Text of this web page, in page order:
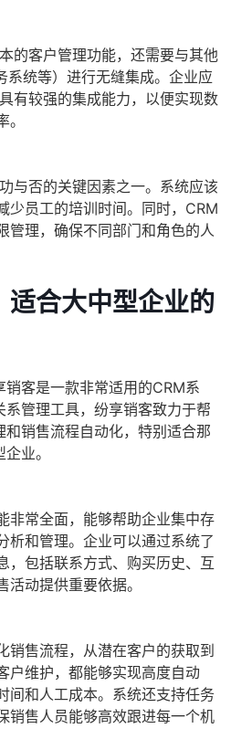
的客户管理功能，还需要与其他
系统等）进行无缝集成。企业应
有较强的集成能力，以便实现数
与否的关键因素之一。系统应该
少员工的培训时间。同时，CRM
管理，确保不同部门和角色的人
适合大中型企业的
客是一款非常适用的CRM系
管理工具，纷享销客致力于帮
销售流程自动化，特别适合那
业。
非常全面，能够帮助企业集中存
析和管理。企业可以通过系统了
，包括联系方式、购买历史、互
动提供重要依据。
销售流程，从潜在客户的获取到
户维护，都能够实现高度自动
间和人工成本。系统还支持任务
销售人员能够高效跟进每一个机